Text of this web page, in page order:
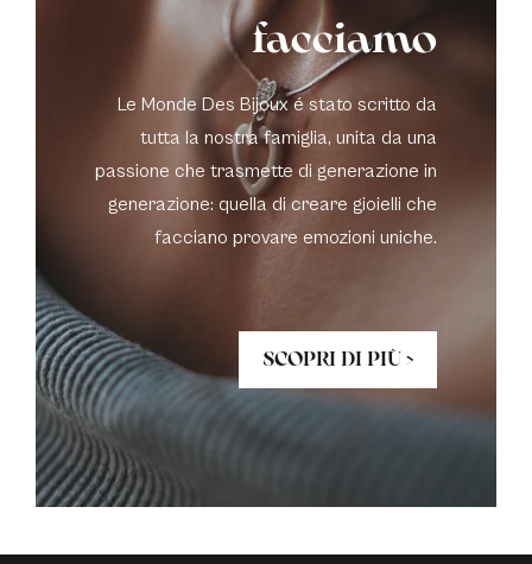
facciamo
Le Monde Des Bijoux é stato scritto da
tutta la nostra famiglia, unita da una
passione che trasmette di generazione in
generazione: quella di creare gioielli che
facciano provare emozioni uniche.
SCOPRI DI PIÙ >